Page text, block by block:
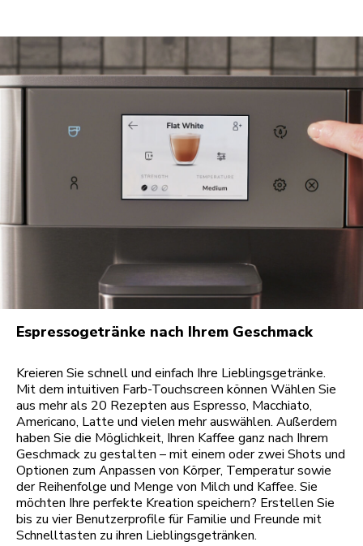
Espressogetränke nach Ihrem Geschmack
Kreieren Sie schnell und einfach Ihre Lieblingsgetränke.
Mit dem intuitiven Farb-Touchscreen können Wählen Sie
aus mehr als 20 Rezepten aus Espresso, Macchiato,
Americano, Latte und vielen mehr auswählen. Außerdem
haben Sie die Möglichkeit, Ihren Kaffee ganz nach Ihrem
Geschmack zu gestalten – mit einem oder zwei Shots und
Optionen zum Anpassen von Körper, Temperatur sowie
der Reihenfolge und Menge von Milch und Kaffee. Sie
möchten Ihre perfekte Kreation speichern? Erstellen Sie
bis zu vier Benutzerprofile für Familie und Freunde mit
Schnelltasten zu ihren Lieblingsgetränken.